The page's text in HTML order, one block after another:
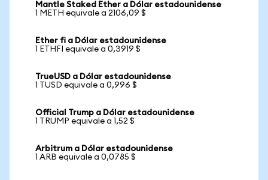
Mantle Staked Ether a Dólar estadounidense
1 METH equivale a 2106,09 $
Ether fi a Dólar estadounidense
1 ETHFI equivale a 0,3919 $
TrueUSD a Dólar estadounidense
1 TUSD equivale a 0,996 $
Official Trump a Dólar estadounidense
1 TRUMP equivale a 1,52 $
Arbitrum a Dólar estadounidense
1 ARB equivale a 0,0785 $